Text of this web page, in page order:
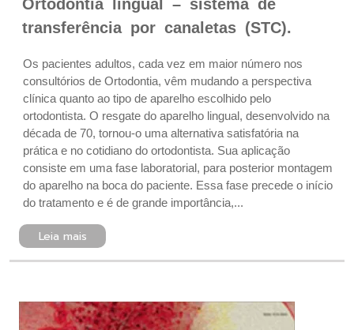
Ortodontia lingual – sistema de
transferência por canaletas (STC).
Os pacientes adultos, cada vez em maior número nos
consultórios de Ortodontia, vêm mudando a perspectiva
clínica quanto ao tipo de aparelho escolhido pelo
ortodontista. O resgate do aparelho lingual, desenvolvido na
década de 70, tornou-o uma alternativa satisfatória na
prática e no cotidiano do ortodontista. Sua aplicação
consiste em uma fase laboratorial, para posterior montagem
do aparelho na boca do paciente. Essa fase precede o início
do tratamento e é de grande importância,...
Leia mais